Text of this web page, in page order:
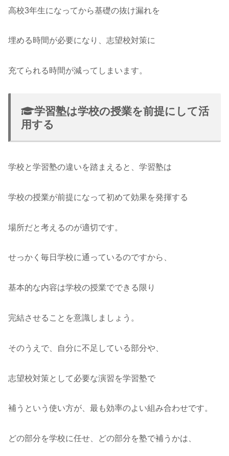
高校3年生になってから基礎の抜け漏れを
埋める時間が必要になり、志望校対策に
充てられる時間が減ってしまいます。
学習塾は学校の授業を前提にして活
用する
学校と学習塾の違いを踏まえると、学習塾は
学校の授業が前提になって初めて効果を発揮する
場所だと考えるのが適切です。
せっかく毎日学校に通っているのですから、
基本的な内容は学校の授業でできる限り
完結させることを意識しましょう。
そのうえで、自分に不足している部分や、
志望校対策として必要な演習を学習塾で
補うという使い方が、最も効率のよい組み合わせです。
どの部分を学校に任せ、どの部分を塾で補うかは、